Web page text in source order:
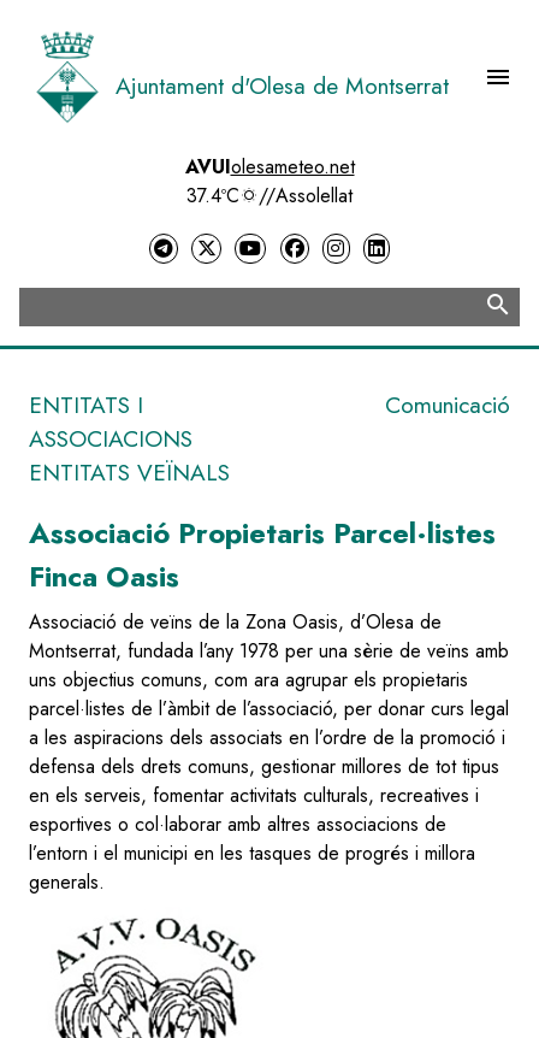
contingut
Ajuntament d'Olesa de Montserrat menu
AVUIolesameteo.net
37.4ºC
//Assolellat
search
ENTITATS I
ASSOCIACIONS
ENTITATS VEÏNALS
Comunicació
Associació Propietaris Parcel·listes
Finca Oasis
Associació de veïns de la Zona Oasis, d’Olesa de
Montserrat, fundada l’any 1978 per una sèrie de veïns amb
uns objectius comuns, com ara agrupar els propietaris
parcel·listes de l’àmbit de l’associació, per donar curs legal
a les aspiracions dels associats en l’ordre de la promoció i
defensa dels drets comuns, gestionar millores de tot tipus
en els serveis, fomentar activitats culturals, recreatives i
esportives o col·laborar amb altres associacions de
l’entorn i el municipi en les tasques de progrés i millora
generals.